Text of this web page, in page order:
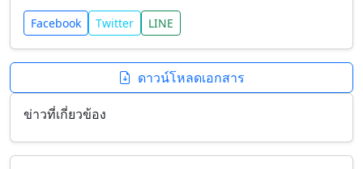
Facebook Twitter LINE
ดาวน์โหลดเอกสาร
ข่าวที่เกี่ยวข้อง